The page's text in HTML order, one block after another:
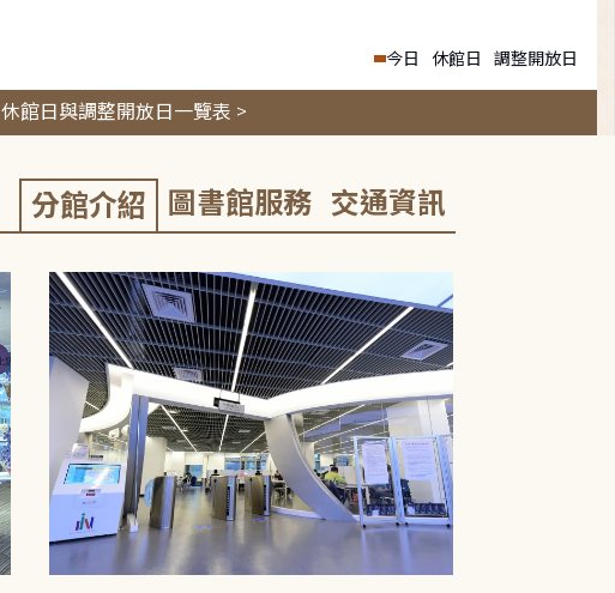
今日 休館日 調整開放日
休館日與調整開放日一覽表 >
分館介紹 圖書館服務 交通資訊